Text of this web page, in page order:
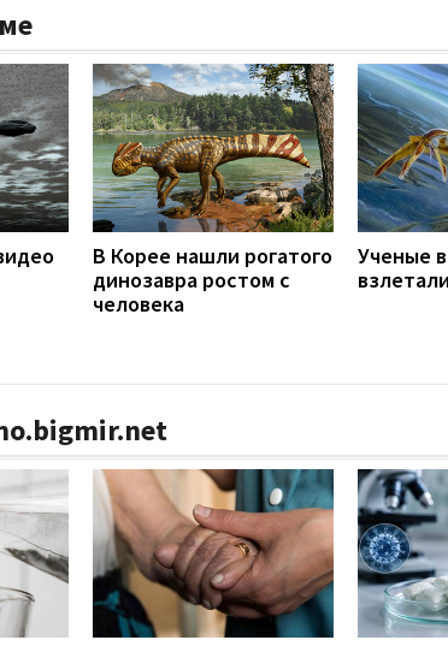
В Корее нашли рогатого
динозавра ростом с
человека
Ученые